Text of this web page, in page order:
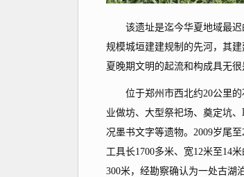
该遗址是迄今华夏地域最迟
规模城垣建建规制的先河，其
夏晚期文明的起流和构成具无
位于郑州市西北约20公里的
业做坊、大型祭祀场、奠定坑
况墨书文字等遗物。2009岁尾
工具长1700多米、宽12米至14
300米，经勘察确认为一处古湖